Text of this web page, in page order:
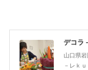
デコラ
山口県
－レｋ